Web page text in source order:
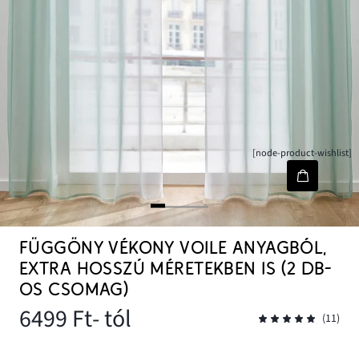
[node-product-wishlist]
FÜGGÖNY VÉKONY VOILE ANYAGBÓL,
EXTRA HOSSZÚ MÉRETEKBEN IS (2 DB-
OS CSOMAG)
6499 Ft- tól (11)